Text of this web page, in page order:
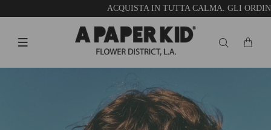
ACQUISTA IN TUTTA CALMA. GLI ORDINI